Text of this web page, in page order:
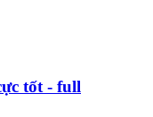
tốt - full